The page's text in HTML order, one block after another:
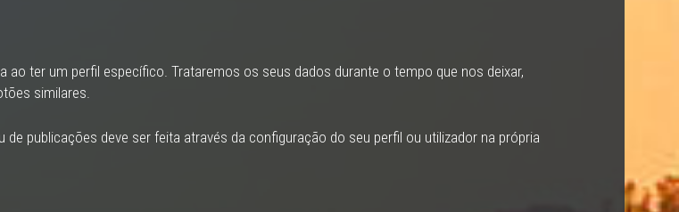
ter um perfil específico. Trataremos os seus dados durante o tempo que nos deixar,
similares.
publicações deve ser feita através da configuração do seu perfil ou utilizador na própria